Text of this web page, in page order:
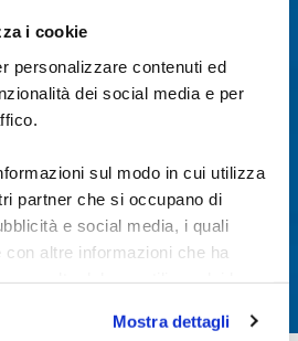
i cookie
personalizzare contenuti ed
dei social media e per
sul modo in cui utilizza
partner che si occupano di
e social media, i quali
con altre informazioni che ha
Mostra dettagli
piattaforma ha funzionalità limitate